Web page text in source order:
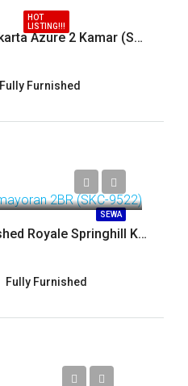
HOT
LISTING!!!
Disewakan Menara Jakarta Azure 2 Kamar (SKC-14843)
Fully Furnished
SEWA
Disewakan Fully Furnished Royale Springhill Kemayoran 2BR (SKC-9522)
Fully Furnished